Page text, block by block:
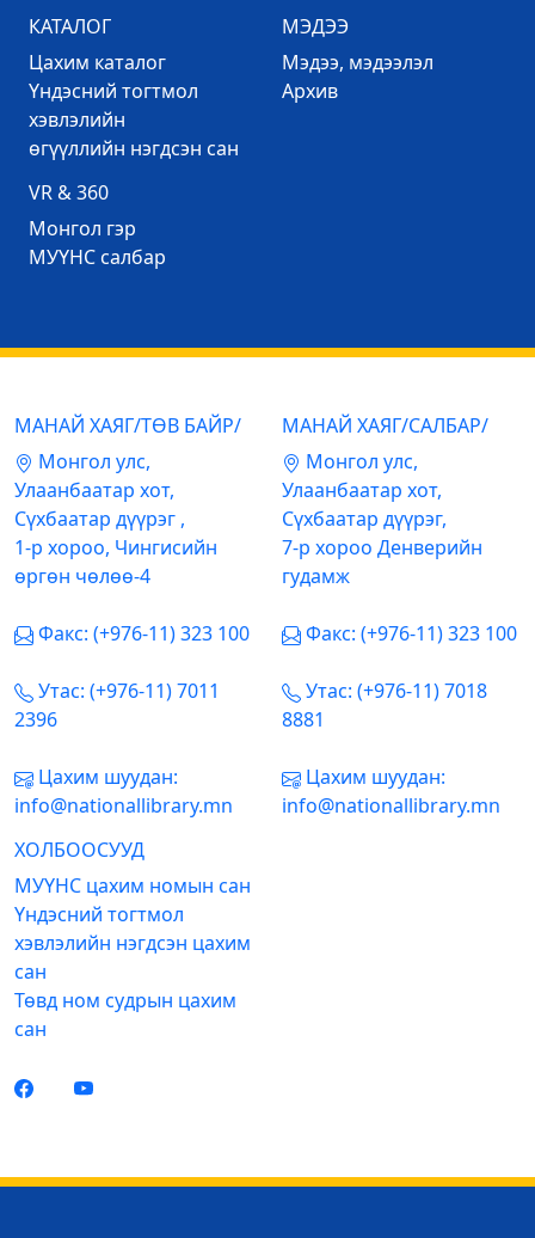
КАТАЛОГ
Цахим каталог
Үндэсний тогтмол
хэвлэлийн
өгүүллийн нэгдсэн сан
МЭДЭЭ
Mэдээ, мэдээлэл
Архив
VR & 360
Mонгол гэр
МУҮНС салбар
МАНАЙ ХАЯГ/ТӨВ БАЙР/
Mонгол улс,
Улаанбаатар хот,
Сүхбаатар дүүрэг ,
1-р хороо, Чингисийн
өргөн чөлөө-4
Факс: (+976-11) 323 100
Утас: (+976-11) 7011
2396
Цахим шуудан:
info@nationallibrary.mn
МАНАЙ ХАЯГ/САЛБАР/
Mонгол улс,
Улаанбаатар хот,
Сүхбаатар дүүрэг,
7-р хороо Денверийн
гудамж
Факс: (+976-11) 323 100
Утас: (+976-11) 7018
8881
Цахим шуудан:
info@nationallibrary.mn
ХОЛБООСУУД
МУҮНС цахим номын сан
Үндэсний тогтмол
хэвлэлийн нэгдсэн цахим
сан
Төвд ном судрын цахим
сан